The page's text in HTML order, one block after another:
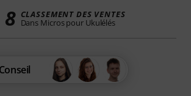
8 CLASSEMENT DES VENTES
Dans Micros pour Ukulélés
Conseil